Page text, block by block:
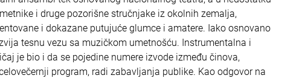
i druge pozorišne stručnjake iz okolnih zemalja,
i dokazane putujuće glumce i amatere. Iako osnovano
tesnu vezu sa muzičkom umetnošću. Instrumentalna i
je bio i da se pojedine numere izvode između činova,
program, radi zabavljanja publike. Kao odgovor na